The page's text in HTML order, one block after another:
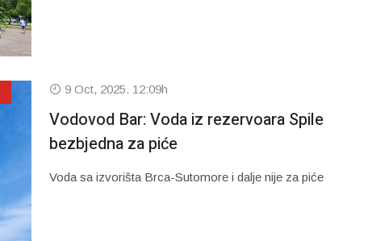
9 Oct, 2025. 12:09h
Vodovod Bar: Voda iz rezervoara Spile
bezbjedna za piće
Voda sa izvorišta Brca-Sutomore i dalje nije za piće